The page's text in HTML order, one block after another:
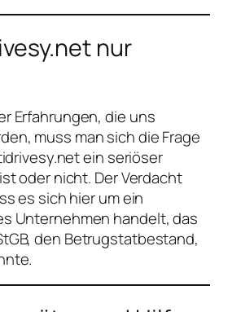
nur
Erfahrungen, die uns
muss man sich die Frage
ein seriöser
oder nicht. Der Verdacht
es sich hier um ein
Unternehmen handelt, das
den Betrugstatbestand,